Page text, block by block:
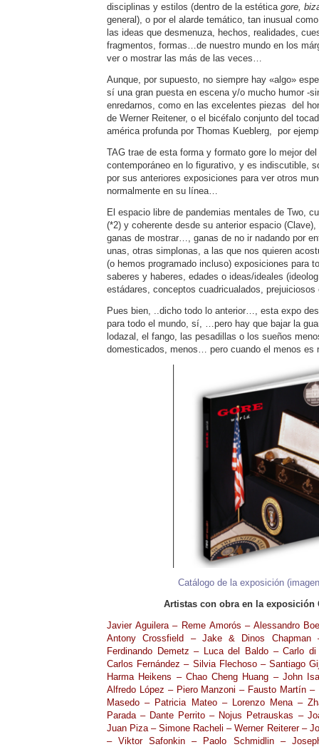
disciplinas y estilos (dentro de la estética gore,
general), o por el alarde temático, tan inusual
las ideas que desmenuza, hechos, realidades,
fragmentos, formas…de nuestro mundo en los
ver o mostrar las más de las veces…
Aunque, por supuesto, no siempre hay «algo»
sí una gran puesta en escena y/o mucho humor -
enredarnos, como en las excelentes piezas del
de Werner Reitener, o el bicéfalo conjunto del
américa profunda por Thomas Kueblerg, por
TAG trae de esta forma y formato gore lo mejor
contemporáneo en lo figurativo, y es indiscutible,
por sus anteriores exposiciones para ver otros
normalmente en su línea…
El espacio libre de pandemias mentales de Two,
(*2) y coherente desde su anterior espacio
ganas de mostrar…, ganas de no ir nadando por
unas, otras simplonas, a las que nos quieren
(o hemos programado incluso) exposiciones para
saberes y haberes, edades o ideas/ideales
estádares, conceptos cuadricualados,
Pues bien, ..dicho todo lo anterior…, esta expo
para todo el mundo, sí, …pero hay que bajar la
lodazal, el fango, las pesadillas o los sueños
domesticados, menos… pero cuando el menos
Catálogo de la exposición
Artistas con obra en la exposición
Javier Aguilera – Reme Amorós – Alessandro
Antony Crossfield – Jake & Dinos Chapman
Ferdinando Demetz – Luca del Baldo – Carlo
Carlos Fernández – Silvia Flechoso – Santiago
Harma Heikens – Chao Cheng Huang – John
Alfredo López – Piero Manzoni – Fausto Martín –
Masedo – Patricia Mateo – Lorenzo Mena –
Parada – Dante Perrito – Nojus Petrauskas –
Juan Piza – Simone Racheli – Werner Reiterer –
– Viktor Safonkin – Paolo Schmidlin –